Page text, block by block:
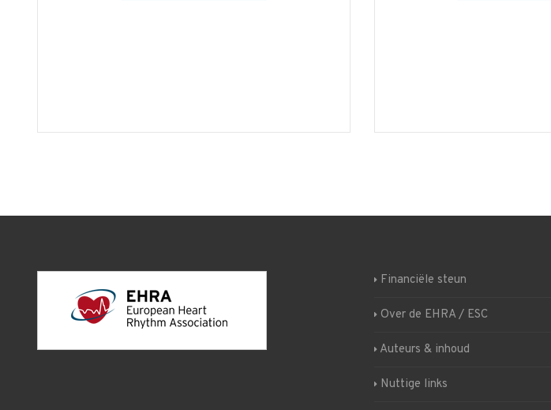
Financiële steun
Over de EHRA / ESC
Auteurs & inhoud
Nuttige links